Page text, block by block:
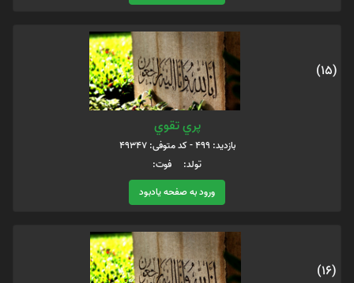
(15)
پري تقوي
بازدید: 499 - کد متوفی: 49347
تولد: فوت:
ورود به صفحه یادبود
(16)